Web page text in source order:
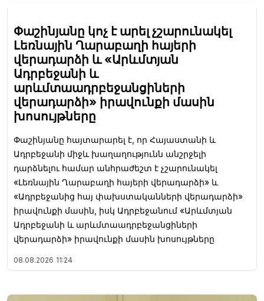
Փաշինյանը կոչ է արել չշարունակել
Լեռնային Ղարաբաղի հայերի
վերադարձի և «Արևմտյան
Ադրբեջանի և
արևմտաադրբեջանցիների
վերադարձի» իրավունքի մասին
խոսույթները
Փաշինյանը հայտարարել է, որ Հայաստանի և
Ադրբեջանի միջև խաղաղությունն անշրջելի
դարձնելու համար անհրաժեշտ է չշարունակել
«Լեռնային Ղարաբաղի հայերի վերադարձի» և
«Ադրբեջանից հայ փախստականների վերադարձի»
իրավունքի մասին, իսկ Ադրբեջանում «Արևմտյան
Ադրբեջանի և արևմտաադրբեջանցիների
վերադարձի» իրավունքի մասին խոսույթները
08.08.2026 11:24